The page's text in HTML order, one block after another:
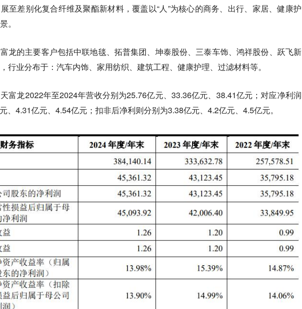
至差别化复合纤维及聚酯新材料，覆盖以“人”为核心的商务、出行、家居、健康护
。
龙的主要客户包括中联地毯、拓普集团、坤泰股份、三泰车饰、鸿祥股份、跃飞新
行业分布于：汽车内饰、家用纺织、建筑工程、健康护理、过滤材料等。
富龙2022年至2024年营收分别为25.76亿元、33.36亿元、38.41亿元；对应净利润
、4.31亿元、4.54亿元；扣非后净利则分别为3.38亿元、4.2亿元、4.5亿元。